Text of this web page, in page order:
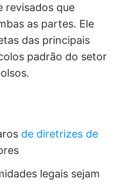
revisados que
as partes. Ele
das principais
padrão do setor
de diretrizes de
legais sejam